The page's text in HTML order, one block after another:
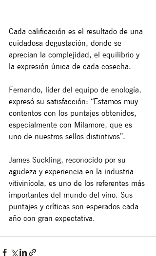
Cada calificación es el resultado de una
cuidadosa degustación, donde se
aprecian la complejidad, el equilibrio y
la expresión única de cada cosecha.
Fernando, líder del equipo de enología,
expresó su satisfacción: “Estamos muy
contentos con los puntajes obtenidos,
especialmente con Milamore, que es
uno de nuestros sellos distintivos”.
James Suckling, reconocido por su
agudeza y experiencia en la industria
vitivinícola, es uno de los referentes más
importantes del mundo del vino. Sus
puntajes y críticas son esperados cada
año con gran expectativa.